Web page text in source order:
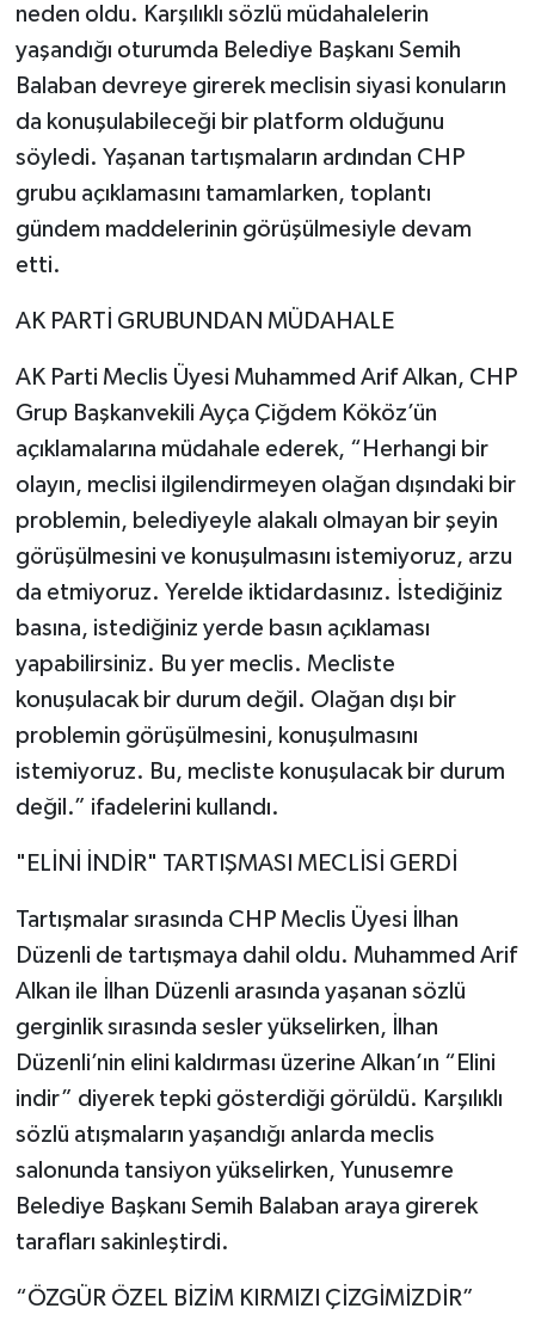
neden oldu. Karşılıklı sözlü müdahalelerin
yaşandığı oturumda Belediye Başkanı Semih
Balaban devreye girerek meclisin siyasi konuların
da konuşulabileceği bir platform olduğunu
söyledi. Yaşanan tartışmaların ardından CHP
grubu açıklamasını tamamlarken, toplantı
gündem maddelerinin görüşülmesiyle devam
etti.
AK PARTİ GRUBUNDAN MÜDAHALE
AK Parti Meclis Üyesi Muhammed Arif Alkan, CHP
Grup Başkanvekili Ayça Çiğdem Kököz’ün
açıklamalarına müdahale ederek, “Herhangi bir
olayın, meclisi ilgilendirmeyen olağan dışındaki bir
problemin, belediyeyle alakalı olmayan bir şeyin
görüşülmesini ve konuşulmasını istemiyoruz, arzu
da etmiyoruz. Yerelde iktidardasınız. İstediğiniz
basına, istediğiniz yerde basın açıklaması
yapabilirsiniz. Bu yer meclis. Mecliste
konuşulacak bir durum değil. Olağan dışı bir
problemin görüşülmesini, konuşulmasını
istemiyoruz. Bu, mecliste konuşulacak bir durum
değil.” ifadelerini kullandı.
"ELİNİ İNDİR" TARTIŞMASI MECLİSİ GERDİ
Tartışmalar sırasında CHP Meclis Üyesi İlhan
Düzenli de tartışmaya dahil oldu. Muhammed Arif
Alkan ile İlhan Düzenli arasında yaşanan sözlü
gerginlik sırasında sesler yükselirken, İlhan
Düzenli’nin elini kaldırması üzerine Alkan’ın “Elini
indir” diyerek tepki gösterdiği görüldü. Karşılıklı
sözlü atışmaların yaşandığı anlarda meclis
salonunda tansiyon yükselirken, Yunusemre
Belediye Başkanı Semih Balaban araya girerek
tarafları sakinleştirdi.
“ÖZGÜR ÖZEL BİZİM KIRMIZI ÇİZGİMİZDİR”